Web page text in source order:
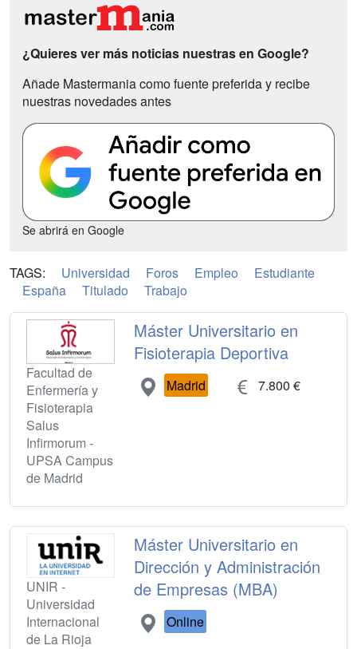
¿Quieres ver más noticias nuestras en Google?
Añade Mastermania como fuente preferida y recibe
nuestras novedades antes
Se abrirá en Google
TAGS: Universidad Foros Empleo
Estudiante
España
Titulado Trabajo
Facultad de
Enfermería y
Fisioterapia
Salus
Infirmorum -
UPSA Campus
de Madrid
Máster Universitario en
Fisioterapia Deportiva
Madrid 7.800 €
UNIR -
Universidad
Internacional
de La Rioja
Máster Universitario en
Dirección y Administración
de Empresas (MBA)
Online